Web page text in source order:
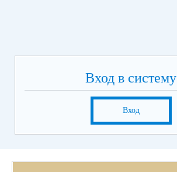
Вход в систему
Вход